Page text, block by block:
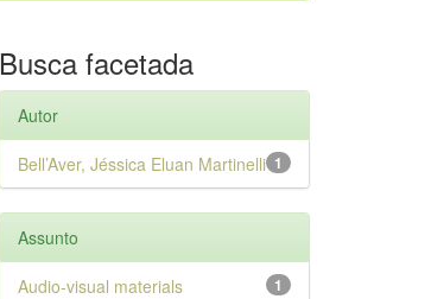
Busca facetada
Autor
1
Bell’Aver, Jéssica Eluan Martinelli
Assunto
1
Audio-visual materials